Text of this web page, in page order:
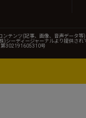
ンテンツ(記事、画像、音声データ
シーディージャーナルより提供され
第302191605310号